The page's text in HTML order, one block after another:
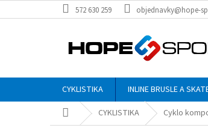
na
572 630 259 objednavky@hope-
CYKLISTIKA INLINE BRUSLE A
Domů CYKLISTIKA Cyklo